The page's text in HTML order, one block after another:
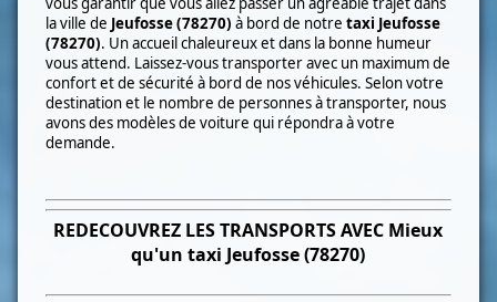
la ville de Jeufosse (78270) à bordde notretaxi Jeufosse
(78270). Un accueil chaleureux et dans la bonne humeur
vous attend. Laissez-vous transporter avec un maximum de
confort et de sécurité à bord de nos véhicules. Selon votre
destination et le nombre de personnes à transporter, nous
avons des modèles de voiture qui répondra à votre
demande.
REDECOUVREZ LES TRANSPORTS AVEC Mieux
qu'un taxi Jeufosse (78270)